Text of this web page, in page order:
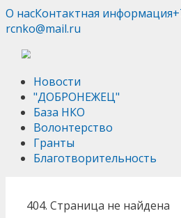
О насКонтактная информация
rcnko@mail.ru
Новости
"ДОБРОНЕЖЕЦ"
База НКО
Волонтерство
Гранты
Благотворительность
404. Страница не найдена